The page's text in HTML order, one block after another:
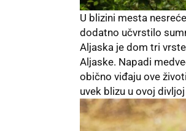
U blizini mesta
dodatno učvrstilo
Aljaska je dom tri
Aljaske. Napadi
obično viđaju ove
uvek blizu u ovoj